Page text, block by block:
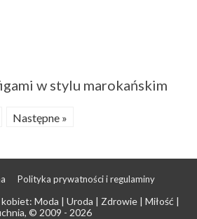
w stylu marokańskim
Następne »
Polityka prywatności i regulaminy
Moda | Uroda | Zdrowie | Miłość |
, © 2009 - 2026